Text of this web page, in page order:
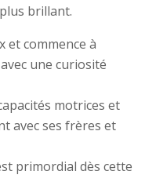
brillant.
et commence à
une curiosité
motrices et
avec ses frères et
primordial dès cette